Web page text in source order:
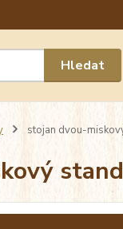
Hledat
stojan dvou-